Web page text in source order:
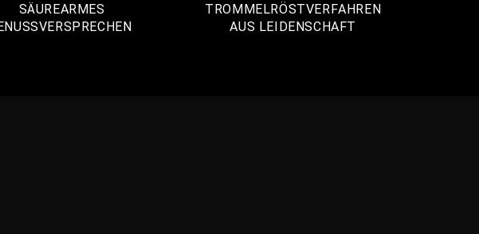
SÄUREARMES
TROMMELRÖSTVERFAHREN
AUS LEIDENSCHAFT